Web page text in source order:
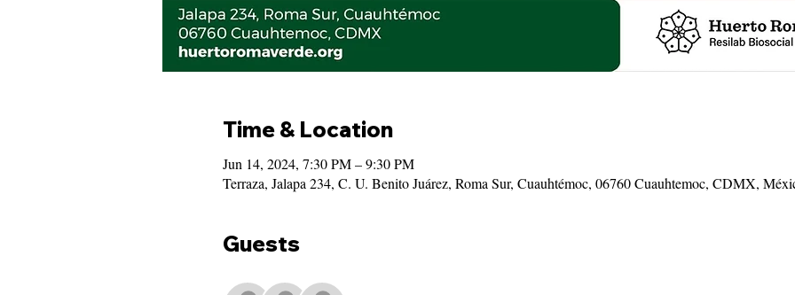
Time & Location
Jun 14, 2024, 7:30 PM – 9:30 PM
Terraza, Jalapa 234, C. U. Benito Juárez, Roma Sur, Cuauhtémoc, 06760 Cuauhtemoc, CDMX,
Guests